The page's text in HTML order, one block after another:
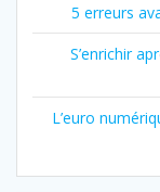
5 erreurs
S’enrichir
L’euro